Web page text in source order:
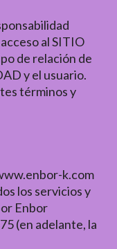
al SITIO
de relación de
y el usuario.
términos y
k.com
los servicios y
Enbor
(en adelante, la